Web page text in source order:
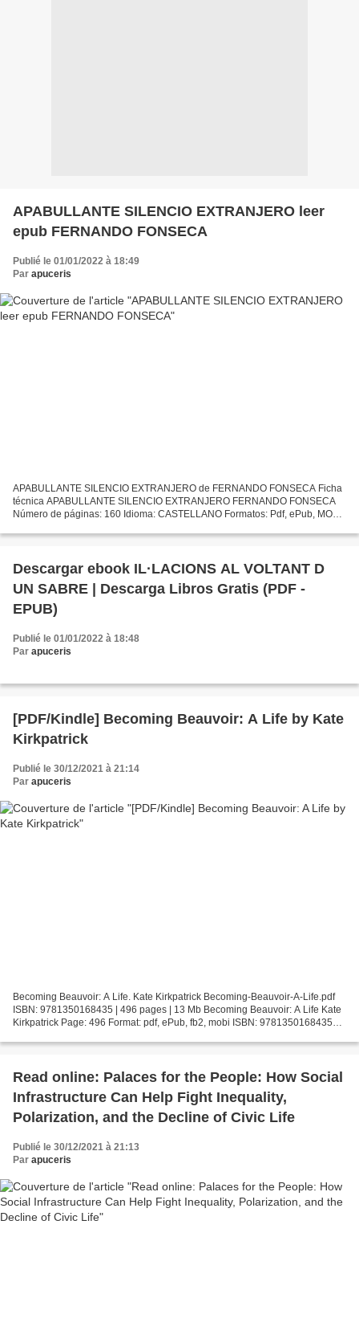
APABULLANTE SILENCIO EXTRANJERO leer
epub FERNANDO FONSECA
Publié le 01/01/2022 à 18:49
Par apuceris
APABULLANTE SILENCIO EXTRANJERO de FERNANDO FONSECA Ficha
técnica APABULLANTE SILENCIO EXTRANJERO FERNANDO FONSECA
Número de páginas: 160 Idioma: CASTELLANO Formatos: Pdf, ePub, MOBI,
Descargar ebook IL·LACIONS AL VOLTANT D
UN SABRE | Descarga Libros Gratis (PDF -
EPUB)
Publié le 01/01/2022 à 18:48
Par apuceris
[PDF/Kindle] Becoming Beauvoir: A Life by Kate
Kirkpatrick
Publié le 30/12/2021 à 21:14
Par apuceris
Becoming Beauvoir: A Life. Kate Kirkpatrick Becoming-Beauvoir-A-Life.pdf
ISBN: 9781350168435 | 496 pages | 13 Mb Becoming Beauvoir: A Life Kate
Kirkpatrick Page: 496 Format: pdf, ePub, fb2, mobi ISBN: 9781350168435
Read online: Palaces for the People: How Social
Infrastructure Can Help Fight Inequality,
Polarization, and the Decline of Civic Life
Publié le 30/12/2021 à 21:13
Par apuceris